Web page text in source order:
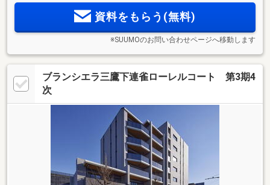
ケーション。小・中学校、保育園などの教育施設も身近
資料をもらう(無料)
※SUUMOのお問い合わせページへ移動します
ブランシエラ三鷹下連雀ローレルコート 第3期4
次